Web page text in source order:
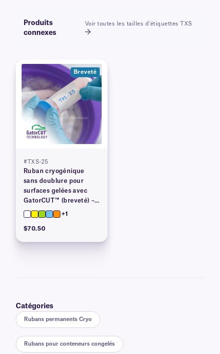
Produits
connexes
Voir toutes les tailles d'étiquettes TXS
Breveté
#TXS-25
Ruban cryogénique
sans doublure pour
surfaces gelées avec
GatorCUT™ (breveté) – 1
po x 100 pi
+1
$70.50
Catégories
Rubans permanents Cryo
Rubans pour conteneurs congelés